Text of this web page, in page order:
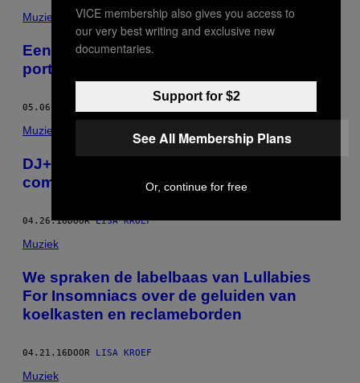
Muziek
Een avond aan de deur met Herman, de
portier van de Cruquiusgilde
05.06.16
Muziek
​DJ+ vertelt hoe hij zijn werk als ontwerper
combineert met platen draaien
04.26.16DOORLISA KROEF
Muziek
We spraken de labelbaas van Lullabies
For Insomniacs over de geluiden van
koelkasten en reclameborden
04.21.16DOOR LISA KROEF
Muziek
VICE membership also gives you access to
our very best writing and exclusive new
documentaries.
Support for $2
See All Membership Plans
Or, continue for free